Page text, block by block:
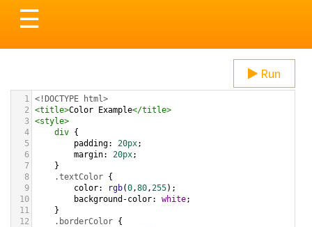
Toggle
navigation
☰
Run
1 <!DOCTYPE html>
2
<title>Color Example</title>
3 <style>
4
div {
5
padding: 20px;
6
margin: 20px;
7
}
8
.textColor {
9
color: rgb(0,80,255);
10
background-color: white;
11
}
12
.borderColor {